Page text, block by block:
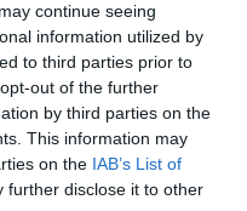
continue seeing
information utilized by
to third parties prior to
out of the further
by third parties on the
This information may
on the IAB’s List of
further disclose it to other